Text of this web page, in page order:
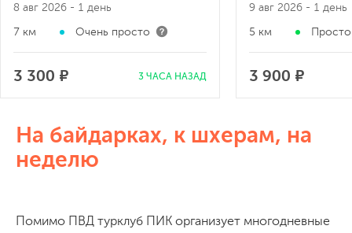
8 авг 2026 - 1 день
7 км Очень просто
3 300 ₽ 3 ЧАСА НАЗАД
9 авг 2026 - 1 день
5 км Просто
3 900 ₽
На байдарках, к шхерам, на
неделю
Помимо ПВД турклуб ПИК организует многодневные